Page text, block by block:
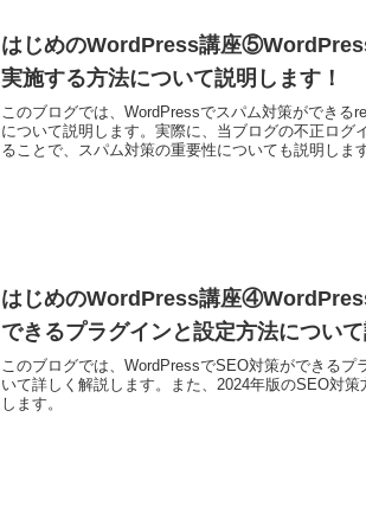
はじめのWordPress講座
実施する方法について説明します！
このブログでは、WordPressでスパム対策ができる
について説明します。実際に、当ブログの不正ログ
ることで、スパム対策の重要性についても説明します
はじめのWordPress講座
できるプラグインと設定方法について
このブログでは、WordPressでSEO対策ができるプ
いて詳しく解説します。また、2024年版のSEO対策
します。